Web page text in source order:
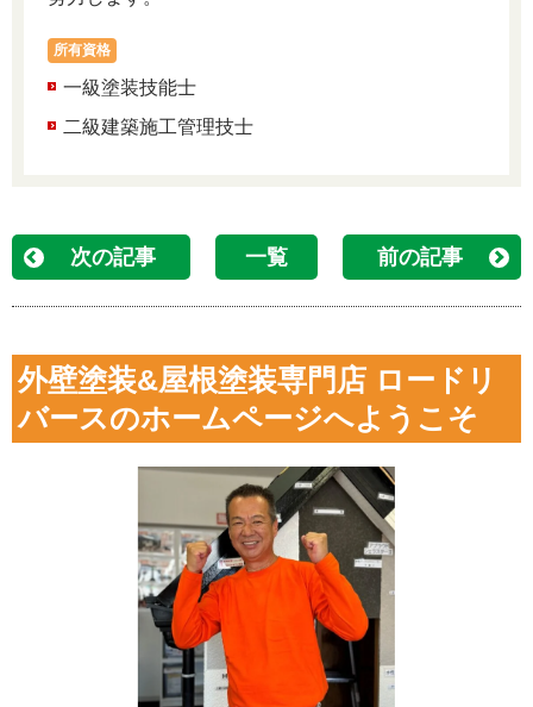
所有資格
一級塗装技能士
二級建築施工管理技士
次の記事 一覧 前の記事
外壁塗装&屋根塗装専門店 ロードリ
バースのホームページへようこそ